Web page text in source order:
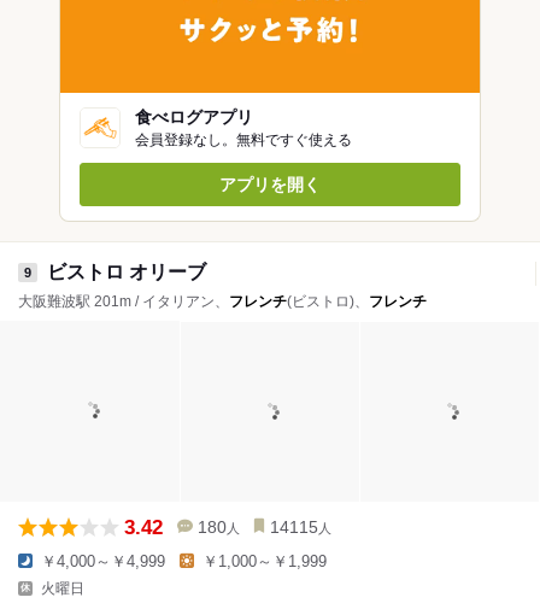
食べログアプリ
会員登録なし。無料ですぐ使える
アプリを開く
9 ビストロ オリーブ
大阪難波駅 201m / イタリアン、 フレンチ(ビストロ)、 フレンチ
3.42 180 人 14115 人
￥4,000～￥4,999 ￥1,000～￥1,999
火曜日